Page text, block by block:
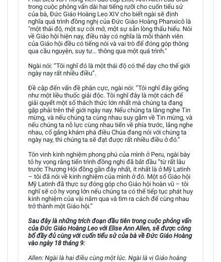
trong cuộc phỏng vấn dài hai tiếng rưỡi cho cuốn tiểu sử
của bà, Đức Giáo Hoàng Leo XIV cho biết ngài sẽ định
nghĩa quá trình đồng nghị của Đức Giáo Hoàng Phanxicô là
"một thái độ, một sự cởi mở, một sự sẵn lòng thấu hiểu. Nói
về Giáo hội hiện nay, điều này có nghĩa là mỗi thành viên
của Giáo hội đều có tiếng nói và vai trò để đóng góp thông
qua cầu nguyện, suy tư… thông qua một quá trình."
Ngài nói: “Tôi nghĩ đó là một thái độ có thể dạy cho thế giới
ngày nay rất nhiều điều”.
Đề cập đến vấn đề phân cực, ngài nói: “Tôi nghĩ đây giống
như một liều thuốc giải độc. Tôi nghĩ đây là một cách để
giải quyết một số thách thức lớn nhất mà chúng ta đang
gặp phải trên thế giới ngày nay. Nếu chúng ta lắng nghe Tin
mừng, và nếu chúng ta cùng nhau suy gẫm về Tin mừng, và
nếu chúng ta nỗ lực cùng nhau tiến về phía trước, lắng nghe
nhau, cố gắng khám phá điều Chúa đang nói với chúng ta
ngày nay, thì chúng ta sẽ đạt được rất nhiều điều ở đó.”
Tôn vinh kinh nghiệm phong phú của mình ở Peru, ngài bày
tỏ hy vọng rằng tiến trình đồng nghị đã bắt đầu “từ rất lâu
trước Thượng Hội đồng gần đây nhất, ít nhất là ở Mỹ Latinh
– tôi đã nói về kinh nghiệm của mình ở đó. Một số Giáo hội
Mỹ Latinh đã thực sự đóng góp cho Giáo hội hoàn vũ – tôi
nghĩ sẽ có hy vọng lớn nếu chúng ta có thể tiếp tục phát huy
kinh nghiệm của vài năm qua và tìm ra cách để cùng nhau
trở thành một Giáo hội.”
Sau đây là những trích đoạn đầu tiên trong cuộc phỏng vấn
của Đức Giáo Hoàng Leo với Elise Ann Allen, sẽ được công
bố đầy đủ cùng với cuốn tiểu sử của bà về Đức Giáo Hoàng
vào ngày 18 tháng 9:
Allen: Ngài là hai điều cùng một lúc. Ngài là vị Giáo hoàng